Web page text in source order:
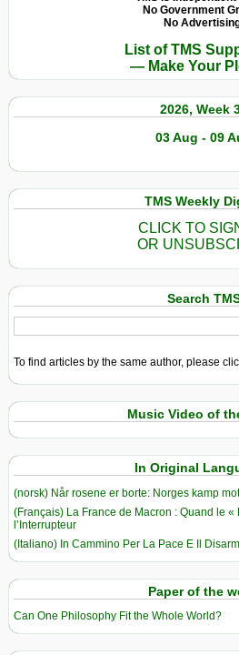
No Government
No
List of TMS
— Make Your
2026, Week
03 Aug - 09
TMS Weekly
CLICK TO
OR
Search
To find articles by the same author, please
Music Video of
In Original
(norsk) Når rosene er borte: Norges kamp
(Français) La France de Macron : Quand le
l’Interrupteur
(Italiano) In Cammino Per La Pace E Il
Paper of the
Can One Philosophy Fit the Whole World?